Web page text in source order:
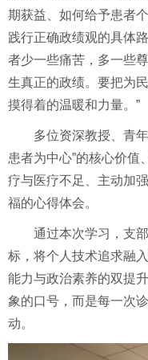
期获益、如何给予患者
践行正确政绩观的具体
者少一些痛苦，多一些
生真正的政绩。要把为
摸得着的温暖和力量。”
多位资深教授、青
患者为中心”的核心价值
疗与医疗不足、主动加
福的心得体会。
通过本次学习，支
标，将个人技术追求融
能力与政治素养的双提
象的口号，而是每一次
动。